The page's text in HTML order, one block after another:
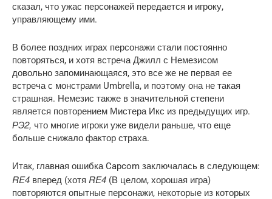
сказал, что ужас персонажей передается и игроку,
управляющему ими.
В более поздних играх персонажи стали постоянно
повторяться, и хотя встреча Джилл с Немезисом
довольно запоминающаяся, это все же не первая ее
встреча с монстрами Umbrella, и поэтому она не такая
страшная. Немезис также в значительной степени
является повторением Мистера Икс из предыдущих игр.
РЭ2, что многие игроки уже видели раньше, что еще
больше снижало фактор страха.
Итак, главная ошибка Capcom заключалась в следующем:
RE4 вперед (хотя RE4 (В целом, хорошая игра)
повторяются опытные персонажи, некоторые из которых